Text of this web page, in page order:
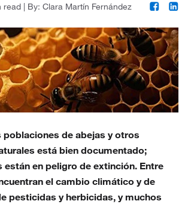
read | By: Clara Martín Fernández
poblaciones de abejas y otros
está bien documentado;
están en peligro de extinción. Entre
el cambio climático y de
pesticidas y herbicidas, y muchos